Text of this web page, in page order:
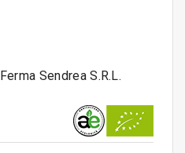
Ferma Sendrea S.R.L.